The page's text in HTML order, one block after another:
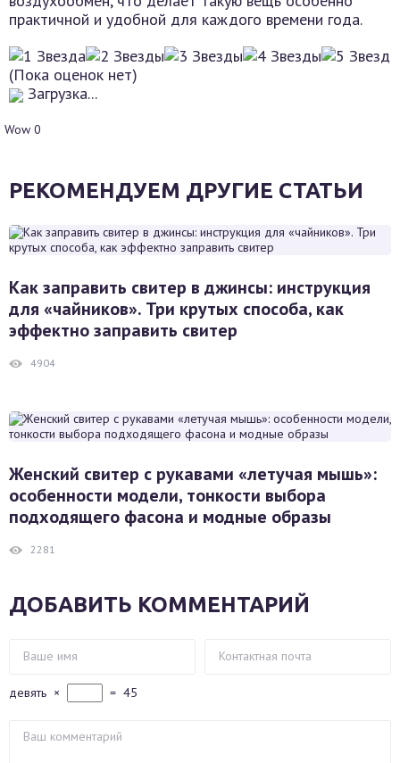
практичной и удобной для каждого времени года.
(Пока оценок нет)
Загрузка...
Wow 0
РЕКОМЕНДУЕМ ДРУГИЕ СТАТЬИ
Как заправить свитер в джинсы: инструкция
для «чайников». Три крутых способа, как
эффектно заправить свитер
4904
Женский свитер с рукавами «летучая мышь»:
особенности модели, тонкости выбора
подходящего фасона и модные образы
2281
ДОБАВИТЬ КОММЕНТАРИЙ
девять × = 45